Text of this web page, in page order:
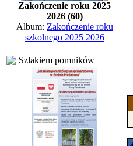
Zakończenie roku 2025
2026 (60)
Album: Zakończenie roku
szkolnego 2025 2026
Szlakiem pomników